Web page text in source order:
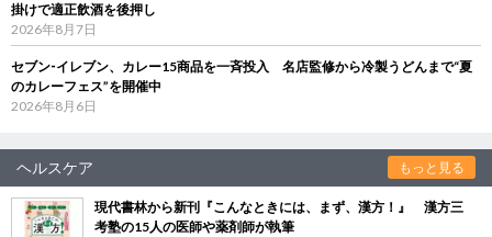
掛けで適正飲酒を後押し
2026年8月7日
セブン‐イレブン、カレー15商品を一斉投入 名店監修から冷製うどんまで“夏
のカレーフェス”を開催中
2026年8月6日
ヘルスケア もっと見る
現代書林から新刊『こんなときには、まず、漢方！』 漢方三
考塾の15人の医師や薬剤師が執筆